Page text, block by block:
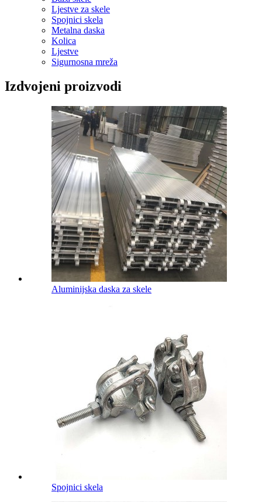
Ljestve za skele
Spojnici skela
Metalna daska
Kolica
Ljestve
Sigurnosna mreža
Izdvojeni proizvodi
Aluminijska daska za skele
Spojnici skela